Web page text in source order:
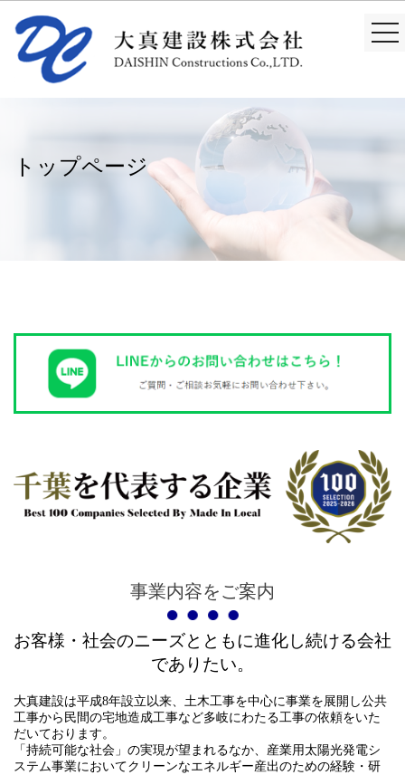
トップページ
事業内容をご案内
お客様・社会のニーズとともに進化し続ける会社
でありたい。
大真建設は平成8年設立以来、土木工事を中心に事業を展開し公共
工事から民間の宅地造成工事など多岐にわたる工事の依頼をいた
だいております。
「持続可能な社会」の実現が望まれるなか、産業用太陽光発電シ
ステム事業においてクリーンなエネルギー産出のための経験・研